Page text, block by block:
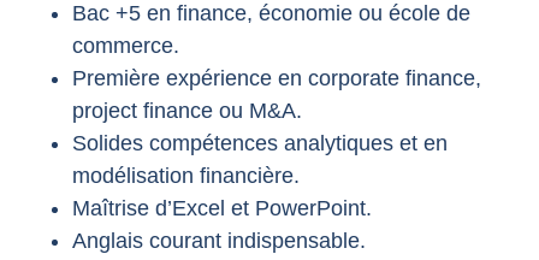
Bac +5 en finance, économie ou école de
commerce.
Première expérience en corporate finance,
project finance ou M&A.
Solides compétences analytiques et en
modélisation financière.
Maîtrise d’Excel et PowerPoint.
Anglais courant indispensable.